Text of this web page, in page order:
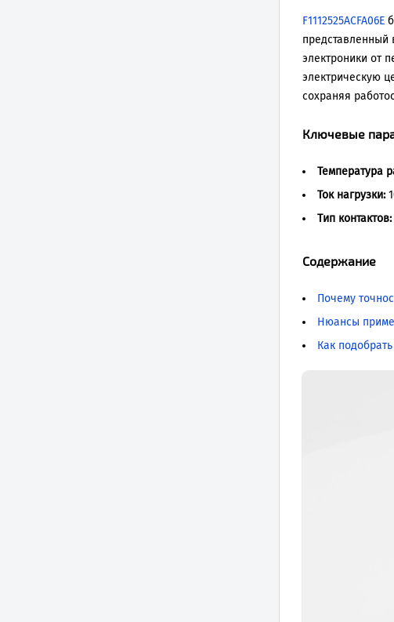
F1112525ACFA06E
электроники от
электрическую
сохраняя
Ключевые
Температура
Ток нагрузки:
Тип контактов:
Содержание
Почему
Нюансы
Как